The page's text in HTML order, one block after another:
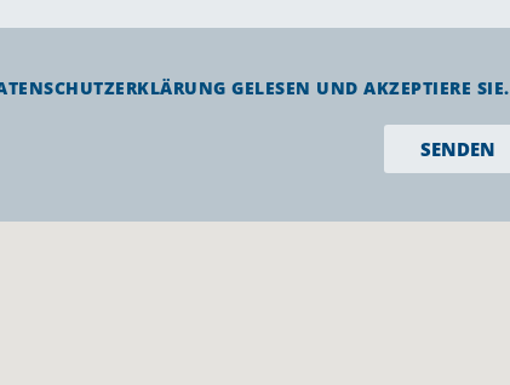
GELESEN UND AKZEPTIERE SIE.
SENDEN